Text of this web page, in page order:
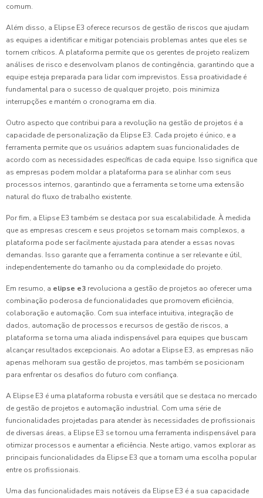
comum.
Além disso, a Elipse E3 oferece recursos de gestão de riscos que ajudam
as equipes a identificar e mitigar potenciais problemas antes que eles se
tornem críticos. A plataforma permite que os gerentes de projeto realizem
análises de risco e desenvolvam planos de contingência, garantindo que a
equipe esteja preparada para lidar com imprevistos. Essa proatividade é
fundamental para o sucesso de qualquer projeto, pois minimiza
interrupções e mantém o cronograma em dia.
Outro aspecto que contribui para a revolução na gestão de projetos é a
capacidade de personalização da Elipse E3. Cada projeto é único, e a
ferramenta permite que os usuários adaptem suas funcionalidades de
acordo com as necessidades específicas de cada equipe. Isso significa que
as empresas podem moldar a plataforma para se alinhar com seus
processos internos, garantindo que a ferramenta se torne uma extensão
natural do fluxo de trabalho existente.
Por fim, a Elipse E3 também se destaca por sua escalabilidade. À medida
que as empresas crescem e seus projetos se tornam mais complexos, a
plataforma pode ser facilmente ajustada para atender a essas novas
demandas. Isso garante que a ferramenta continue a ser relevante e útil,
independentemente do tamanho ou da complexidade do projeto.
Em resumo, a elipse e3 revoluciona a gestão de projetos ao oferecer uma
combinação poderosa de funcionalidades que promovem eficiência,
colaboração e automação. Com sua interface intuitiva, integração de
dados, automação de processos e recursos de gestão de riscos, a
plataforma se torna uma aliada indispensável para equipes que buscam
alcançar resultados excepcionais. Ao adotar a Elipse E3, as empresas não
apenas melhoram sua gestão de projetos, mas também se posicionam
para enfrentar os desafios do futuro com confiança.
A Elipse E3 é uma plataforma robusta e versátil que se destaca no mercado
de gestão de projetos e automação industrial. Com uma série de
funcionalidades projetadas para atender às necessidades de profissionais
de diversas áreas, a Elipse E3 se tornou uma ferramenta indispensável para
otimizar processos e aumentar a eficiência. Neste artigo, vamos explorar as
principais funcionalidades da Elipse E3 que a tornam uma escolha popular
entre os profissionais.
Uma das funcionalidades mais notáveis da Elipse E3 é a sua capacidade